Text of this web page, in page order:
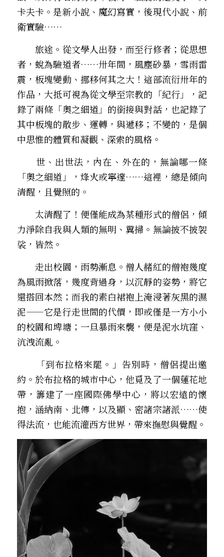
卡夫卡。是新小說、魔幻寫實，後現代小說、前
衛實驗……
旅途。從文學人出發，而至行修者；從思想
者，蛻為驗道者……卅年間，風塵砂暴，雪雨雷
震，板塊變動、挪移何其之大！這部流衍卅年的
作品，大抵可視為從文學至宗教的「紀行」，記
錄了兩條「奧之細道」的銜接與對話，也記錄了
其中板塊的散步、運轉，與遞移；不變的，是個
中思惟的體質和凝觀、深索的風格。
世、出世法，內在、外在的，無論哪一條
「奧之細道」，烽火或寧邃……這裡，總是傾向
清醒，且覺照的。
太清醒了！便僅能成為某種形式的僧侶，傾
力淨除自我與人類的無明、糞掃。無論披不披袈
裟，皆然。
走出校園，雨勢漸息。僧人赭紅的僧袍幾度
為風雨掀落，幾度背過身，以沉靜的姿勢，將它
還搭回本然；而我的素白裙袍上淹浸著灰黑的濕
泥——它是行走世間的代價，即或僅是一方小小
的校園和埤塘；一旦暴雨來襲，便是泥水坑窪、
沆洩流亂。
「到布拉格來罷。」告別時，僧侶提出邀
約。於布拉格的城市中心，他覓及了一個蓮花地
帶，籌建了一座國際佛學中心，將以宏遠的懷
抱，涵納南、北傳，以及顯、密諸宗諸派……使
得法流，也能流灌西方世界，帶來撫慰與覺醒。